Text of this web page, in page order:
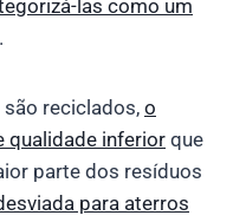
las como um
.
reciclados, o
qualidade inferior que
parte dos resíduos
para aterros